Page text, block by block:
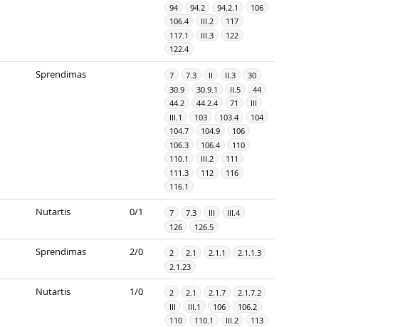
94
94.2 94.2.1
106
106.4
III.2
117
117.1
III.3
122
122.4
Sprendimas 7 7.3 II II.3
30
30.9
30.9.1 II.5
44
44.2
44.2.4 71
III
III.1
103 103.4
104
104.7
104.9
106
106.3
106.4
110
110.1
III.2
111
111.3
112
116
116.1
Nutartis 0/1 7 7.3 III
III.4
126
126.5
Sprendimas 2/0 2 2.1 2.1.1
2.1.1.3
2.1.23
Nutartis 1/0 2 2.1 2.1.7
2.1.7.2
III
III.1 106
106.2
110
110.1 III.2
113